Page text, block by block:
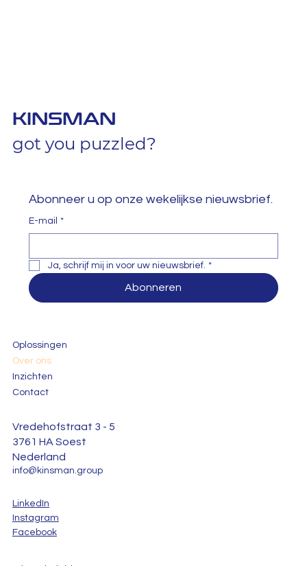
KINSMAN
got you puzzled?
Abonneer u op onze wekelijkse nieuwsbrief.
E-mail *
Ja, schrijf mij in voor uw nieuwsbrief. *
Abonneren
Oplossingen
Over ons
Inzichten
Contact
Vredehofstraat 3 - 5
3761 HA Soest
Nederland
info@kinsman.group
LinkedIn
Instagram
Facebook